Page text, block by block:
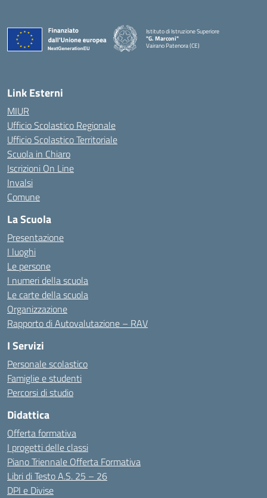
Istituto di Istruzione Superiore
"G. Marconi"
Vairano Patenora (CE)
Link Esterni
MIUR
Ufficio Scolastico Regionale
Ufficio Scolastico Territoriale
Scuola in Chiaro
Iscrizioni On Line
Invalsi
Comune
La Scuola
Presentazione
I luoghi
Le persone
I numeri della scuola
Le carte della scuola
Organizzazione
Rapporto di Autovalutazione – RAV
I Servizi
Personale scolastico
Famiglie e studenti
Percorsi di studio
Didattica
Offerta formativa
I progetti delle classi
Piano Triennale Offerta Formativa
Libri di Testo A.S. 25 – 26
DPI e Divise